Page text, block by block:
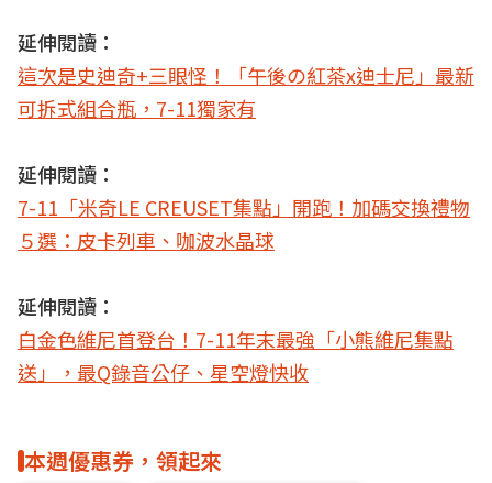
延伸閱讀：
這次是史迪奇+三眼怪！「午後の紅茶x迪士尼」最新
可拆式組合瓶，7-11獨家有
延伸閱讀：
7-11「米奇LE CREUSET集點」開跑！加碼交換禮物
５選：皮卡列車、咖波水晶球
延伸閱讀：
白金色維尼首登台！7-11年末最強「小熊維尼集點
送」，最Q錄音公仔、星空燈快收
本週優惠券，領起來